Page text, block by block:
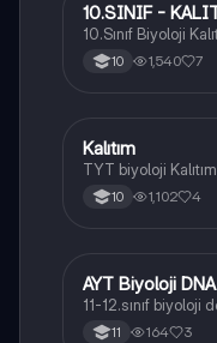
Biyoloji
10.SINIF -
10.Sınıf Biyoloji
10 1,540 7
Biyoloji
Kalıtım
TYT biyoloji
10 1,102 4
Biyoloji
AYT Biyoloji
11-12.sınıf biyoloji
11 164 3